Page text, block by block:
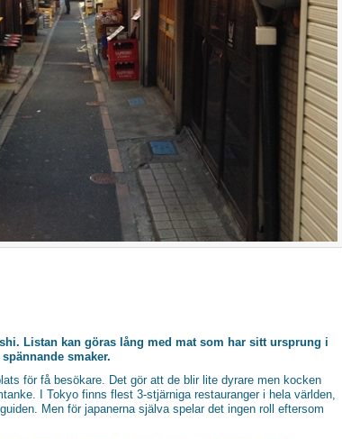
Listan kan göras lång med mat som har sitt ursprung i
smaker.
för få besökare. Det gör att de blir lite dyrare men kocken
I Tokyo finns flest 3-stjärniga restauranger i hela världen,
Men för japanerna själva spelar det ingen roll eftersom